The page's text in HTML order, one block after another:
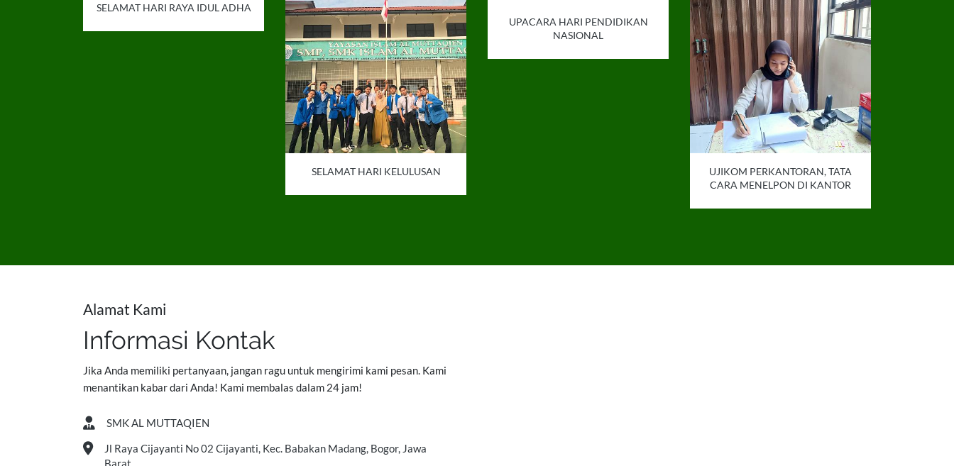
SELAMAT HARI RAYA IDUL ADHA
SELAMAT HARI KELULUSAN
UPACARA HARI PENDIDIKAN
NASIONAL
UJIKOM PERKANTORAN, TATA
CARA MENELPON DI KANTOR
Alamat Kami
Informasi Kontak
Jika Anda memiliki pertanyaan, jangan ragu untuk mengirimi kami pesan. Kami
menantikan kabar dari Anda! Kami membalas dalam 24 jam!
SMK AL MUTTAQIEN
Jl Raya Cijayanti No 02 Cijayanti, Kec. Babakan Madang, Bogor, Jawa
Barat